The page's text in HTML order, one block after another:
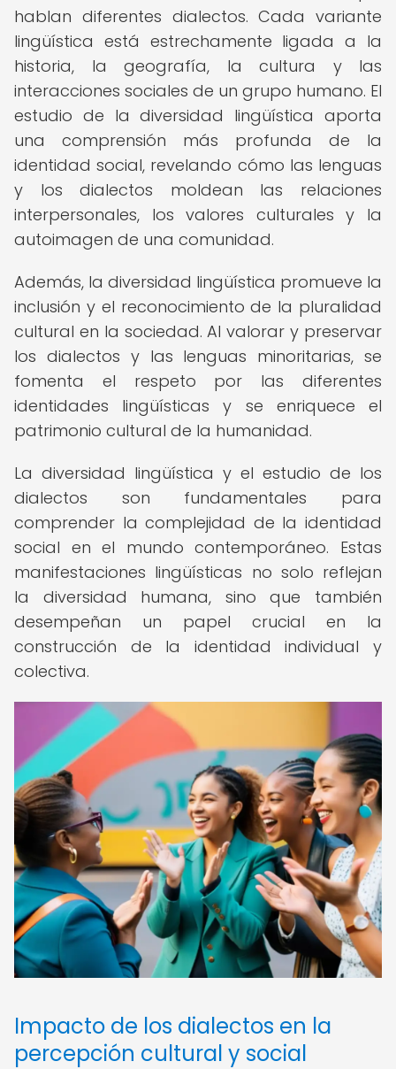
hablan diferentes dialectos. Cada variante
lingüística está estrechamente ligada a la
historia, la geografía, la cultura y las
interacciones sociales de un grupo humano. El
estudio de la diversidad lingüística aporta
una comprensión más profunda de la
identidad social, revelando cómo las lenguas
y los dialectos moldean las relaciones
interpersonales, los valores culturales y la
autoimagen de una comunidad.
Además, la diversidad lingüística promueve la
inclusión y el reconocimiento de la pluralidad
cultural en la sociedad. Al valorar y preservar
los dialectos y las lenguas minoritarias, se
fomenta el respeto por las diferentes
identidades lingüísticas y se enriquece el
patrimonio cultural de la humanidad.
La diversidad lingüística y el estudio de los
dialectos son fundamentales para
comprender la complejidad de la identidad
social en el mundo contemporáneo. Estas
manifestaciones lingüísticas no solo reflejan
la diversidad humana, sino que también
desempeñan un papel crucial en la
construcción de la identidad individual y
colectiva.
Impacto de los dialectos en la
percepción cultural y social